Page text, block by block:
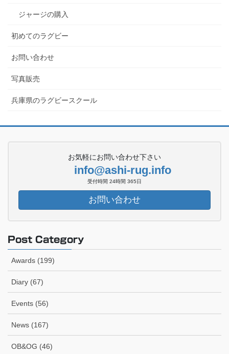
ジャージの購入
初めてのラグビー
お問い合わせ
写真販売
兵庫県のラグビースクール
お気軽にお問い合わせ下さい
info@ashi-rug.info
受付時間 24時間 365日
お問い合わせ
Post Category
Awards (199)
Diary (67)
Events (56)
News (167)
OB&OG (46)